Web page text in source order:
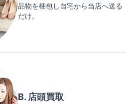
品物を梱包し自宅から当店へ送る
だけ。
B. 店頭買取